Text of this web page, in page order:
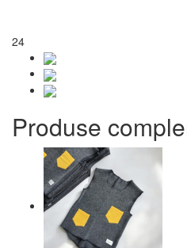
24
Produse